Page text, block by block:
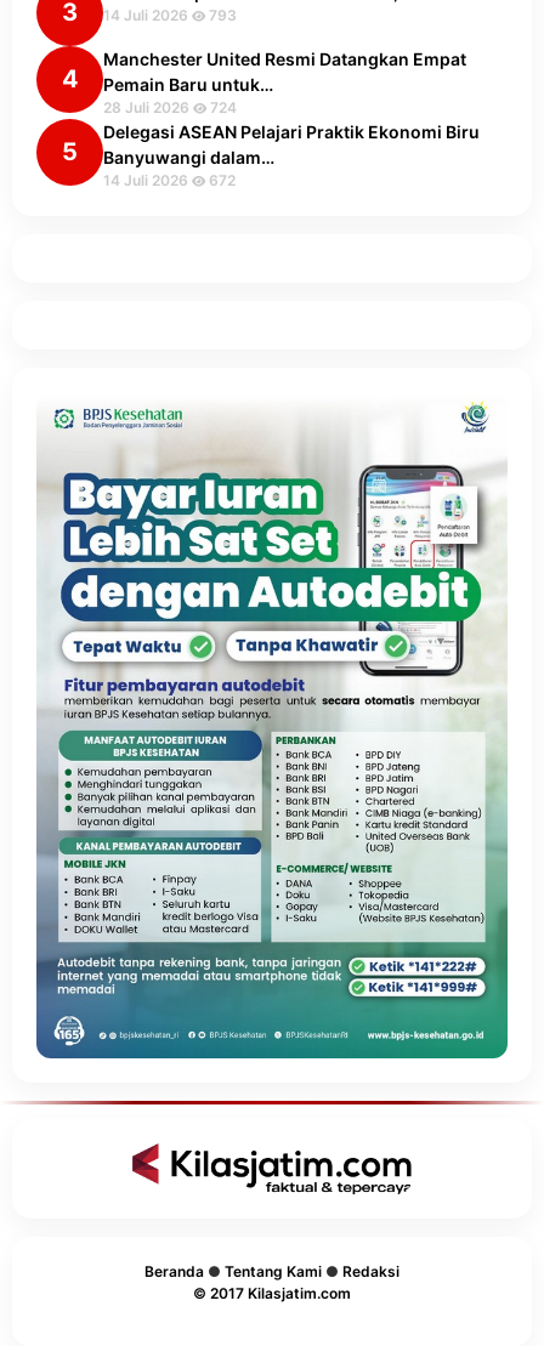
3 14 Juli 2026 793
4
Manchester United Resmi Datangkan Empat
Pemain Baru untuk…
28 Juli 2026 724
5
Delegasi ASEAN Pelajari Praktik Ekonomi Biru
Banyuwangi dalam…
14 Juli 2026 672
Beranda ● Tentang Kami ● Redaksi
© 2017 Kilasjatim.com